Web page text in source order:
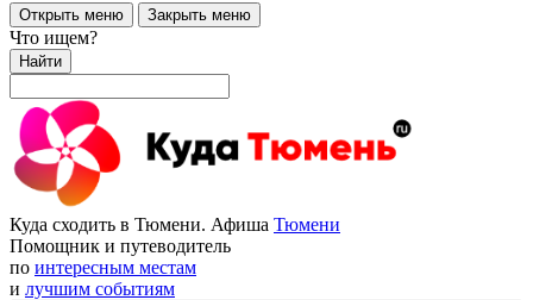
Открыть меню Закрыть меню
Что ищем?
Найти
Куда сходить в Тюмени. Афиша Тюмени
Помощник и путеводитель
по интересным местам
и лучшим событиям